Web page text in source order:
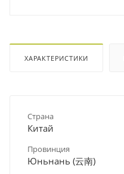
ХАРАКТЕРИСТИКИ
Страна
Китай
Провинция
Юньнань (云南)